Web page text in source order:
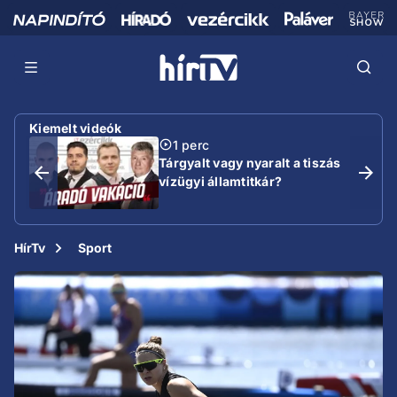
Kiemelt videók
1 perc
Tárgyalt vagy nyaralt a tiszás
vízügyi államtitkár?
HírTv Sport